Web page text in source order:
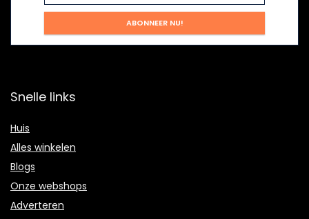
Snelle links
Huis
Alles winkelen
Blogs
Onze webshops
Adverteren